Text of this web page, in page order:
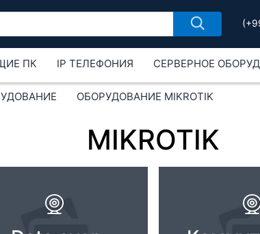
ПК IP ТЕЛЕФОНИЯ СЕРВЕРНОЕ
ОБОРУДОВАНИЕ MIKROTIK
MIKROTIK